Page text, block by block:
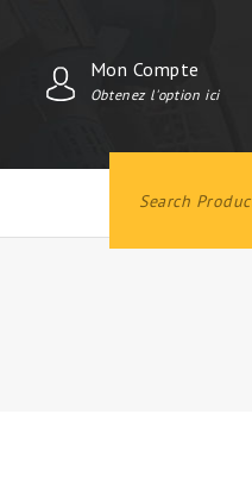
Mon Compte
Obtenez l'option ici